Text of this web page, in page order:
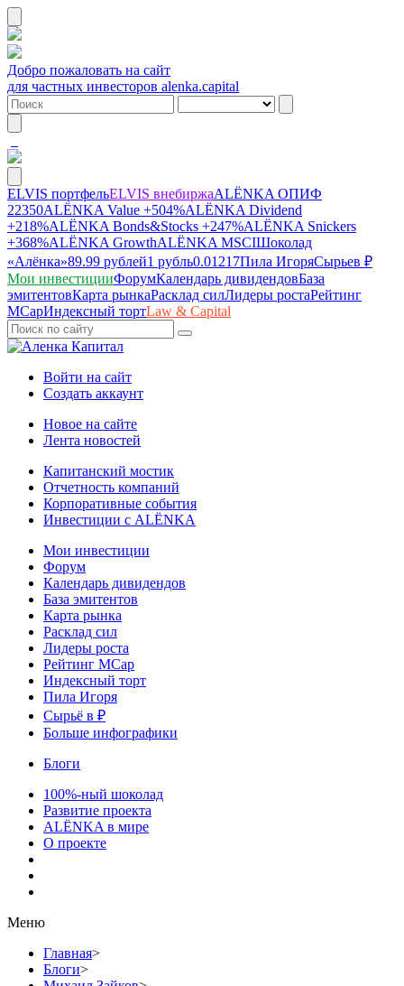
Добро пожаловать на сайт
для частных инвесторов alenka.capital
ELVIS портфельELVIS внебиржаALЁNKA ОПИФ
22350ALЁNKA Value +504%ALЁNKA Dividend
+218%ALЁNKA Bonds&Stocks +247%ALЁNKA Snickers
+368%ALЁNKA GrowthALЁNKA MSCIШоколад
«Алёнка»89.99 рублей1 рубль0.01217Пила ИгоряСырьев ₽
Мои инвестицииФорумКалендарь дивидендовБаза
эмитентовКарта рынкаРасклад силЛидеры ростаРейтинг
MCapИндексный тортLaw & Capital
Войти на сайт
Создать аккаунт
Новое на сайте
Лента новостей
Капитанский мостик
Отчетность компаний
Корпоративные события
Инвестиции с ALЁNKA
Мои инвестиции
Форум
Календарь дивидендов
База эмитентов
Карта рынка
Расклад сил
Лидеры роста
Рейтинг MCap
Индексный торт
Пила Игоря
Сырьё в ₽
Больше инфографики
Блоги
100%-ный шоколад
Развитие проекта
ALЁNKA в мире
О проекте
Меню
Главная>
Блоги>